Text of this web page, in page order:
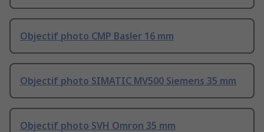
Objectif photo CMP Basler 16 mm
Objectif photo SIMATIC MV500 Siemens 35 mm
Objectif photo SVH Omron 35 mm